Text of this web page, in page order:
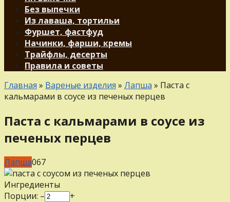
Без выпечки
Из лаваша, тортильи
Фуршет, фастфуд
Начинки, фарши, кремы
Трайфлы, десерты
Правила и советы
Главная » Вареные изделия » Лапша » Паста с
кальмарами в соусе из печеных перцев
Паста с кальмарами в соусе из
печеных перцев
Лапша067
Ингредиенты
Порции: –
+